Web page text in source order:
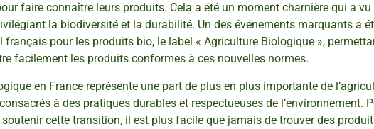
faire connaître leurs produits. Cela a été un moment charnière qui a
la biodiversité et la durabilité. Un des événements marquants a
français pour les produits bio, le label « Agriculture Biologique »,
facilement les produits conformes à ces nouvelles normes.
en France représente une part de plus en plus importante de
à des pratiques durables et respectueuses de l’environnement.
cette transition, il est plus facile que jamais de trouver des